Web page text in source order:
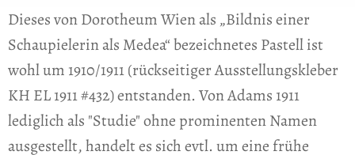
Dieses von Dorotheum Wien als „Bildnis einer
Schaupielerin als Medea“ bezeichnetes Pastell ist
wohl um 1910/1911 (rückseitiger Ausstellungskleber
KH EL 1911 #432) entstanden. Von Adams 1911
lediglich als "Studie" ohne prominenten Namen
ausgestellt, handelt es sich evtl. um eine frühe